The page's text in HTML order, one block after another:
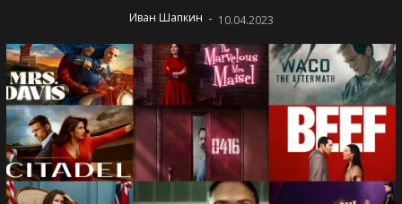
Иван Шапкин - 10.04.2023